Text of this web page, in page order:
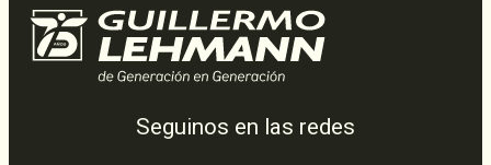
Seguinos en las redes